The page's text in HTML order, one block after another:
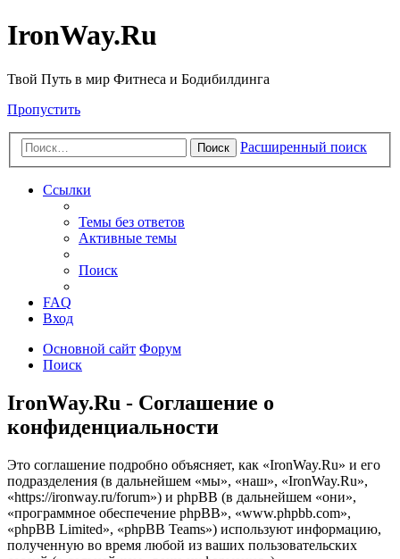
IronWay.Ru
Твой Путь в мир Фитнеса и Бодибилдинга
Пропустить
Поиск Расширенный поиск
Ссылки
Темы без ответов
Активные темы
Поиск
FAQ
Вход
Основной сайт Форум
Поиск
IronWay.Ru - Соглашение о
конфиденциальности
Это соглашение подробно объясняет, как «IronWay.Ru» и его
подразделения (в дальнейшем «мы», «наш», «IronWay.Ru»,
«https://ironway.ru/forum») и phpBB (в дальнейшем «они»,
«программное обеспечение phpBB», «www.phpbb.com»,
«phpBB Limited», «phpBB Teams») используют информацию,
полученную во время любой из ваших пользовательских